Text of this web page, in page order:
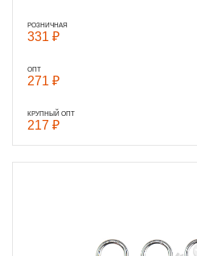
РОЗНИЧНАЯ
331 ₽
ОПТ
271 ₽
КРУПНЫЙ ОПТ
217 ₽